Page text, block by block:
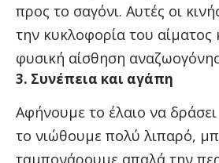
προς το σαγόνι. Αυτές οι
την κυκλοφορία του αίματος
φυσική αίσθηση
3. Συνέπεια και αγάπη
Αφήνουμε το έλαιο να
το νιώθουμε πολύ λιπαρό,
ταμπονάρουμε απαλά την